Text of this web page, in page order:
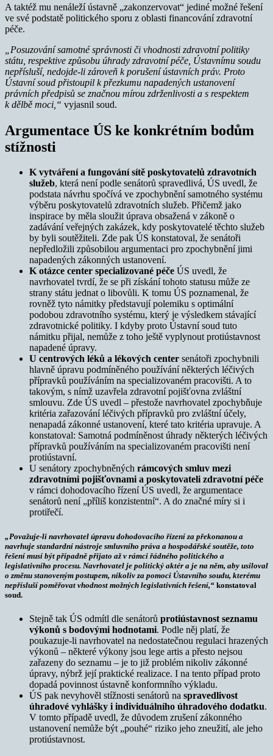
A taktéž mu nenáleží ústavně „zakonzervovat“ jediné možné řešení
ve své podstatě politického sporu z oblasti financování zdravotní
péče.
„Posuzování samotné správnosti či vhodnosti zdravotní politiky
státu, respektive způsobu úhrady zdravotní péče, Ústavnímu soudu
nepřísluší, nedojde-li zároveň k porušení ústavních práv. Proto
Ústavní soud přistoupil k přezkumu napadených ustanovení
právních předpisů se značnou mírou zdrženlivosti a s respektem
k dělbě moci,“ vyjasnil soud.
Argumentace ÚS ke konkrétním bodům
stížnosti
K vytváření a fungování sítě poskytovatelů zdravotních
služeb, která není podle senátorů spravedlivá, ÚS uvedl, že
podstata návrhu spočívá ve zpochybnění samotného systému
výběru poskytovatelů zdravotních služeb. Přičemž jako
inspirace by měla sloužit úprava obsažená v zákoně o
zadávání veřejných zakázek, kdy poskytovatelé těchto služeb
by byli soutěžiteli. Zde pak ÚS konstatoval, že senátoři
nepředložili způsobilou argumentaci pro zpochybnění jimi
napadených zákonných ustanovení.
K otázce center specializované péče ÚS uvedl, že
navrhovatel tvrdí, že se při získání tohoto statusu může ze
strany státu jednat o libovůli. K tomu ÚS poznamenal, že
rovněž tyto námitky představují polemiku s optimální
podobou zdravotního systému, který je výsledkem stávající
zdravotnické politiky. I kdyby proto Ústavní soud tuto
námitku přijal, nemůže z toho ještě vyplynout protiústavnost
napadené úpravy.
U centrových léků a lékových center senátoři zpochybnili
hlavně úpravu podmíněného používání některých léčivých
přípravků používáním na specializovaném pracovišti. A to
takovým, s nímž uzavřela zdravotní pojišťovna zvláštní
smlouvu. Zde ÚS uvedl – přestože navrhovatel zpochybňuje
kritéria zařazování léčivých přípravků pro zvláštní účely,
nenapadá zákonné ustanovení, které tato kritéria upravuje. A
konstatoval: Samotná podmíněnost úhrady některých léčivých
přípravků používáním na specializovaném pracovišti není
protiústavní.
U senátory zpochybněných rámcových smluv mezi
zdravotními pojišťovnami a poskytovateli zdravotní péče
v rámci dohodovacího řízení ÚS uvedl, že argumentace
senátorů není „příliš konzistentní“. A do značné míry si i
protiřečí.
„Považuje-li navrhovatel úpravu dohodovacího řízení za překonanou a
navrhuje standardní nástroje smluvního práva a hospodářské soutěže, toto
řešení musí být případně přijato až v rámci řádného politického a
legislativního procesu. Navrhovatel je politický aktér a je na něm, aby usiloval
o změnu stanoveným postupem, nikoliv za pomoci Ústavního soudu, kterému
nepřísluší poměřovat vhodnost možných legislativních řešení,“ konstatoval
soud.
Stejně tak ÚS odmítl dle senátorů protiústavnost seznamu
výkonů s bodovými hodnotami. Podle něj platí, že
poukazuje-li navrhovatel na nedostatečnou regulaci hrazených
výkonů – některé výkony jsou lege artis a přesto nejsou
zařazeny do seznamu – je to již problém nikoliv zákonné
úpravy, nýbrž její praktické realizace. I na tento případ proto
dopadá povinnost ústavně konformního výkladu.
ÚS pak nevyhověl stížnosti senátorů na spravedlivost
úhradové vyhlášky i individuálního úhradového dodatku.
V tomto případě uvedl, že důvodem zrušení zákonného
ustanovení nemůže být „pouhé“ riziko jeho zneužití, ale jeho
protiústavnost.